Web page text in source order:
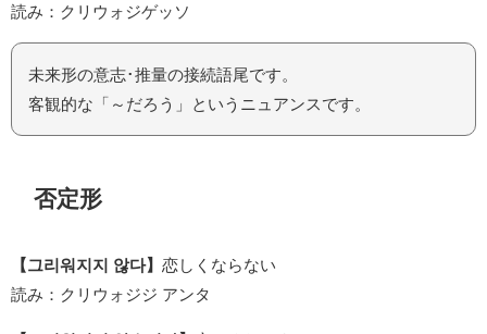
読み：クリウォジゲッソ
未来形の意志･推量の接続語尾です。
客観的な「～だろう」というニュアンスです。
否定形
【그리워지지 않다】 恋しくならない
読み：クリウォジジ アンタ